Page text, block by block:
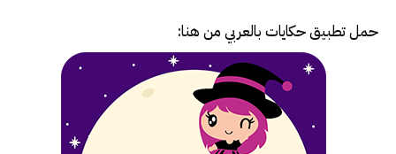
حمل تطبيقحكايات بالعربي من هنا: